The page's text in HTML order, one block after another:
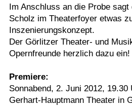
Im Anschluss an die Probe
Scholz im Theaterfoyer etwas
Inszenierungskonzept.
Der Görlitzer Theater- und
Opernfreunde herzlich dazu ein!
Premiere:
Sonnabend, 2. Juni 2012, 19.30
Gerhart-Hauptmann Theater in